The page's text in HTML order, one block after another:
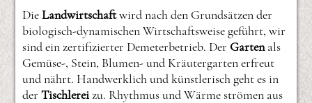
DieLandwirtschaftwird nach den Grundsätzen der
biologisch-dynamischen Wirtschaftsweise geführt, wir
sind ein zertifizierter Demeterbetrieb. Der Gartenals
Gemüse-, Stein, Blumen- und Kräutergarten erfreut
und nährt. Handwerklich und künstlerisch geht es in
derTischlereizu. Rhythmus und Wärme strömen aus